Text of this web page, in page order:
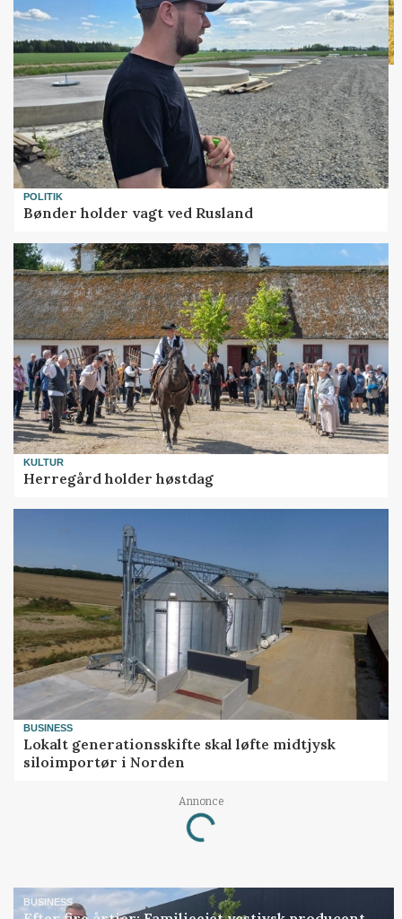
POLITIK
Bønder holder vagt ved Rusland
KULTUR
Herregård holder høstdag
BUSINESS
Lokalt generationsskifte skal løfte midtjysk
siloimportør i Norden
Annonce
Loading...
BUSINESS